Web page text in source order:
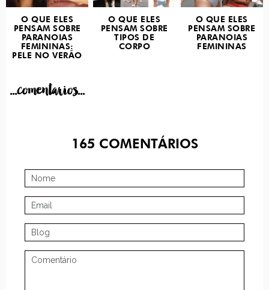
O QUE ELES
PENSAM SOBRE
PARANOIAS
FEMININAS:
PELE NO VERÃO
O QUE ELES
PENSAM SOBRE
TIPOS DE
CORPO
O QUE ELES
PENSAM SOBRE
PARANOIAS
FEMININAS
...comentarios...
165 COMENTÁRIOS